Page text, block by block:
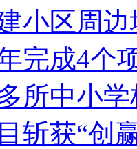
小区周
完成4个
所中小
斩获“创